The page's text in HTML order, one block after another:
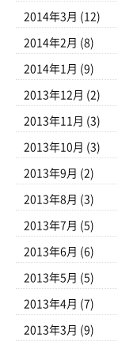
2014年3月 (12)
2014年2月 (8)
2014年1月 (9)
2013年12月 (2)
2013年11月 (3)
2013年10月 (3)
2013年9月 (2)
2013年8月 (3)
2013年7月 (5)
2013年6月 (6)
2013年5月 (5)
2013年4月 (7)
2013年3月 (9)